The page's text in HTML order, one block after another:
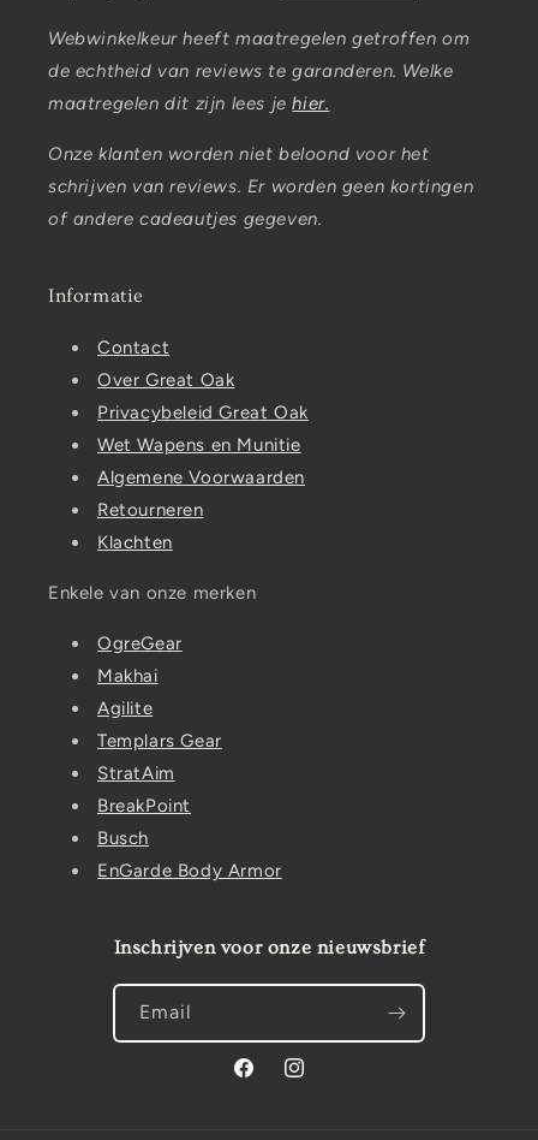
Webwinkelkeur heeft maatregelen getroffen om
de echtheid van reviews te garanderen. Welke
maatregelen dit zijn lees jehier.
Onze klanten worden niet beloond voor het
schrijven van reviews. Er worden geen kortingen
of andere cadeautjes gegeven.
Informatie
Contact
Over Great Oak
Privacybeleid Great Oak
Wet Wapens en Munitie
Algemene Voorwaarden
Retourneren
Klachten
Enkele van onze merken
OgreGear
Makhai
Agilite
Templars Gear
StratAim
BreakPoint
Busch
EnGarde Body Armor
Inschrijven voor onze nieuwsbrief
Email
FacebookInstagram